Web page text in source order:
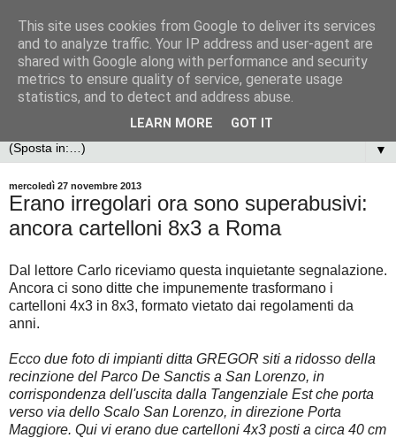
▼
mercoledì 27 novembre 2013
Erano irregolari ora sono superabusivi:
ancora cartelloni 8x3 a Roma
Dal lettore Carlo riceviamo questa inquietante segnalazione.
Ancora ci sono ditte che impunemente trasformano i
cartelloni 4x3 in 8x3, formato vietato dai regolamenti da
anni.
Ecco due foto di impianti ditta GREGOR siti a ridosso della
recinzione del Parco De Sanctis a San Lorenzo, in
corrispondenza dell'uscita dalla Tangenziale Est che porta
verso via dello Scalo San Lorenzo, in direzione Porta
Maggiore. Qui vi erano due cartelloni 4x3 posti a circa 40 cm
This site uses cookies from Google to deliver its services
and to analyze traffic. Your IP address and user-agent are
shared with Google along with performance and security
metrics to ensure quality of service, generate usage
statistics, and to detect and address abuse.
LEARN MORE GOT IT